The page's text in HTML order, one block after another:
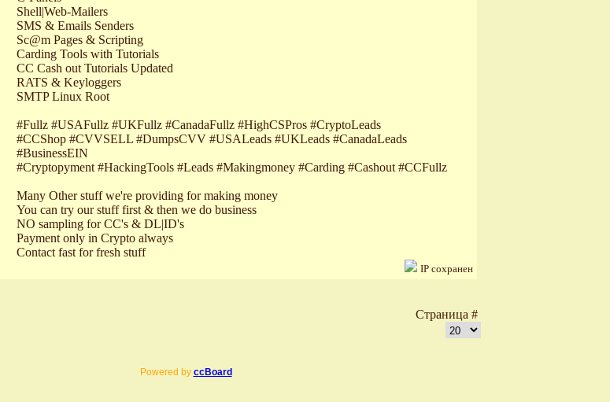
Shell|Web-Mailers
SMS & Emails Senders
Sc@m Pages & Scripting
Carding Tools with Tutorials
CC Cash out Tutorials Updated
RATS & Keyloggers
SMTP Linux Root
#Fullz #USAFullz #UKFullz #CanadaFullz #HighCSPros #CryptoLeads
#CCShop #CVVSELL #DumpsCVV #USALeads #UKLeads #CanadaLeads
#BusinessEIN
#Cryptopyment #HackingTools #Leads #Makingmoney #Carding #Cashout #CCFullz
Many Other stuff we're providing for making money
You can try our stuff first & then we do business
NO sampling for CC's & DL|ID's
Payment only in Crypto always
Contact fast for fresh stuff
IP сохранен
Страница #
Powered by ccBoard